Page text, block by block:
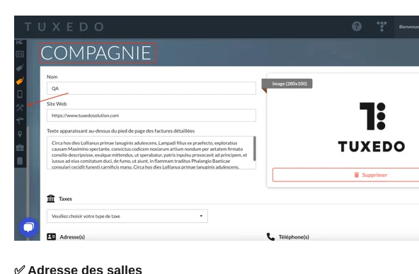
✅ Adresse des salles